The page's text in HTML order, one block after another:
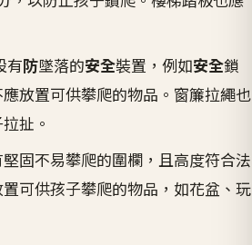
有防墜落的安全裝置，例如安全鎖
放置可供攀爬的物品。窗簾拉繩也
扯。
堅固不易攀爬的圍欄，且高度符合法
可供孩子攀爬的物品，如花盆、玩